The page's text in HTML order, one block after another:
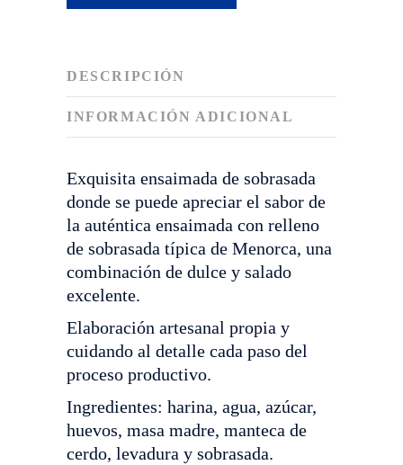
DESCRIPCIÓN
INFORMACIÓN ADICIONAL
Exquisita ensaimada de sobrasada
donde se puede apreciar el sabor de
la auténtica ensaimada con relleno
de sobrasada típica de Menorca, una
combinación de dulce y salado
excelente.
Elaboración artesanal propia y
cuidando al detalle cada paso del
proceso productivo.
Ingredientes: harina, agua, azúcar,
huevos, masa madre, manteca de
cerdo, levadura y sobrasada.